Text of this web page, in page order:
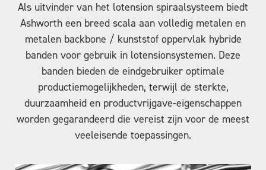
Als uitvinder van het lotension spiraalsysteem biedt
Ashworth een breed scala aan volledig metalen en
metalen backbone / kunststof oppervlak hybride
banden voor gebruik in lotensionsystemen. Deze
banden bieden de eindgebruiker optimale
productiemogelijkheden, terwijl de sterkte,
duurzaamheid en productvrijgave-eigenschappen
worden gegarandeerd die vereist zijn voor de meest
veeleisende toepassingen.